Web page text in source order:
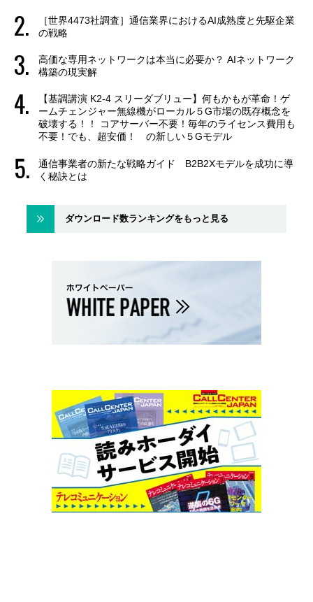
［世界4473社調査］通信業界におけるAI成熟度と先駆企業
の戦略
高価な専用ネットワークは本当に必要か？ AIネットワーク
構築の現実解
【基調講演 K2-4 スリーダブリュー】何もかもが革命！ゲ
ームチェンジャー無線機がローカル５G市場の既存概念を
破壊する！！ コアサーバー不要！毎年のライセンス費用も
不要！でも、超安価！ の新しい５Gモデル
通信事業者の新たな戦略ガイド B2B2Xモデルを成功に導
く秘訣とは
ダウンロード数ランキングをもっと見る